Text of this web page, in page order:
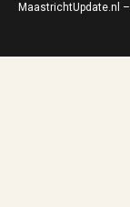
MaastrichtUpdate.nl